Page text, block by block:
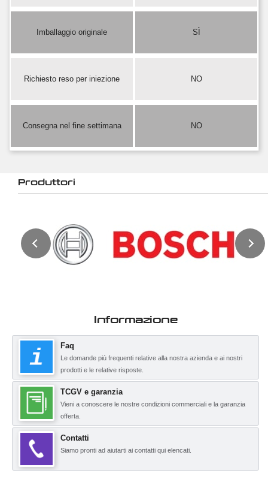
Imballaggio originale SÌ
Richiesto reso per iniezione NO
Consegna nel fine settimana NO
Produttori
Informazione
Faq
Le domande più frequenti relative alla nostra azienda e ai nostri
prodotti e le relative risposte.
TCGV e garanzia
Vieni a conoscere le nostre condizioni commerciali e la garanzia
offerta.
Contatti
Siamo pronti ad aiutarti ai contatti qui elencati.